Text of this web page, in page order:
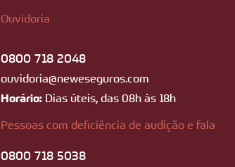
Ouvidoria
0800 718 2048
ouvidoria@neweseguros.com
Horário: Dias úteis, das 08h às 18h
Pessoas com deficiência de audição e fala
0800 718 5038